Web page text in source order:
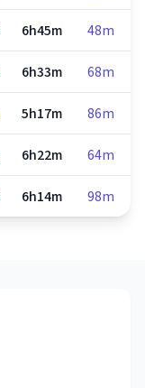
6h45m 48m
6h33m 68m
5h17m 86m
6h22m 64m
6h14m 98m